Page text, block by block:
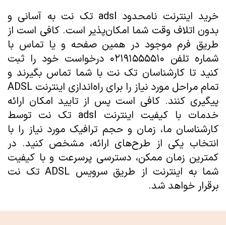
خرید اینترنت نامحدود adsl تک نت به آسانی و
بدون اتلاف وقت شما امکان‌پذیر است. کافی است از
طریق فرم موجود در همین صفحه و یا تماس با
شماره تلفن ۰۲۱۹۱۵۵۵۵۱۰ درخواست خود را ثبت
کنید تا کارشناسان تک نت با شما تماس بگیرند و
تمام مراحل مورد نیاز را برای راه‌اندازی اینترنت ADSL
پیگیری کنند. کافی است پس از تایید امکان ارائه
خدمات با کیفیت اینترنت adsl تک نت توسط
کارشناسان ما، زمان و حجم ترافیک مورد نیاز را با
انتخاب یکی از طرح‌های ارائه، مشخص کنید. در
کمترین زمان ممکن، دسترسی پرسرعت و با کیفیت
شما به اینترنت از طریق سرویس ADSL تک نت
برقرار خواهد شد.